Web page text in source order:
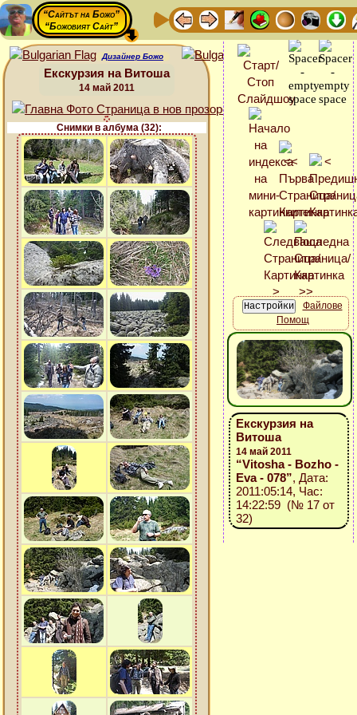
“Сайтът на Божо”
“Божовият Сайт”
Дизайнер Божо
Екскурзия на Витоша
14 май 2011
Снимки в албума (32):
Файлове
Помощ
Екскурзия на
Витоша
14 май 2011
“Vitosha - Bozho -
Eva - 078”, Дата:
2011:05:14, Час:
14:22:59 (№ 17 от
32)